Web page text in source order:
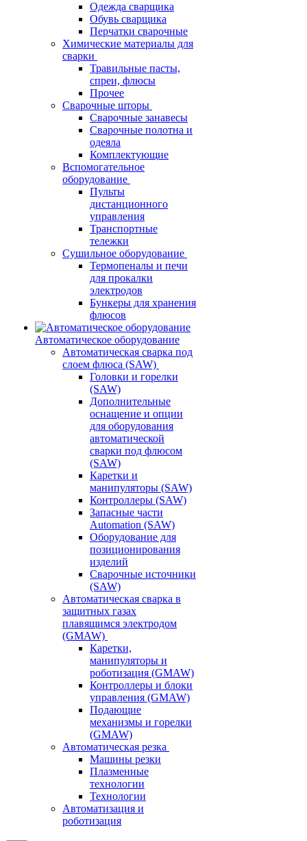
Одежда сварщика
Обувь сварщика
Перчатки сварочные
Химические материалы для
сварки
Травильные пасты,
спреи, флюсы
Прочее
Сварочные шторы
Сварочные занавесы
Сварочные полотна и
одеяла
Комплектующие
Вспомогательное
оборудование
Пульты
дистанционного
управления
Транспортные
тележки
Сушильное оборудование
Термопеналы и печи
для прокалки
электродов
Бункеры для хранения
флюсов
Автоматическое оборудование
Автоматическая сварка под
слоем флюса (SAW)
Головки и горелки
(SAW)
Дополнительные
оснащение и опции
для оборудования
автоматической
сварки под флюсом
(SAW)
Каретки и
манипуляторы (SAW)
Контроллеры (SAW)
Запасные части
Automation (SAW)
Оборудование для
позиционирования
изделий
Сварочные источники
(SAW)
Автоматическая сварка в
защитных газах
плавящимся электродом
(GMAW)
Каретки,
манипуляторы и
роботизация (GMAW)
Контроллеры и блоки
управления (GMAW)
Подающие
механизмы и горелки
(GMAW)
Автоматическая резка
Машины резки
Плазменные
технологии
Технологии
Автоматизация и
роботизация